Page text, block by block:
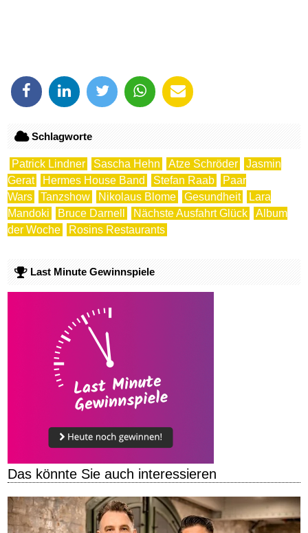
Schlagworte
Patrick Lindner Sascha Hehn Atze Schröder
Jasmin
Gerat
Hermes House Band Stefan Raab
Paar
Wars
Tanzshow Nikolaus Blome Gesundheit
Lara
Mandoki
Bruce Darnell Nächste Ausfahrt Glück
Album
der Woche
Rosins Restaurants
Last Minute Gewinnspiele
Das könnte Sie auch interessieren